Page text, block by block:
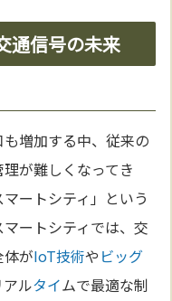
通信号の未来
増加する中、従来の
が難しくなってき
ートシティ」という
ートシティでは、交
がIoT技術や ビッグ
ルタイムで最適な制